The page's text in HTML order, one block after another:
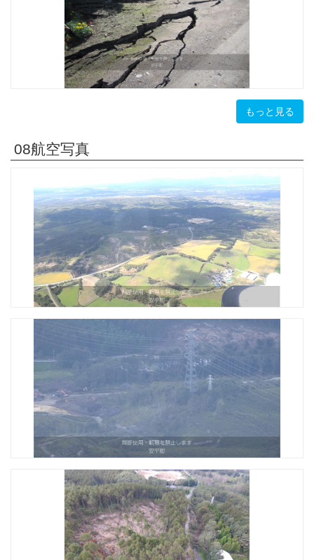
もっと見る
08航空写真